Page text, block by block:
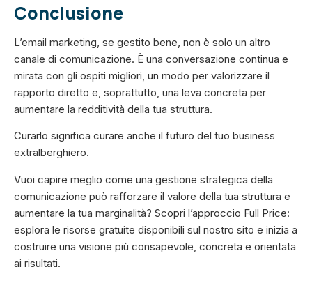
Conclusione
L’email marketing, se gestito bene, non è solo un altro
canale di comunicazione. È una conversazione continua e
mirata con gli ospiti migliori, un modo per valorizzare il
rapporto diretto e, soprattutto, una leva concreta per
aumentare la redditività della tua struttura.
Curarlo significa curare anche il futuro del tuo business
extralberghiero.
Vuoi capire meglio come una gestione strategica della
comunicazione può rafforzare il valore della tua struttura e
aumentare la tua marginalità? Scopri l’approccio Full Price:
esplora le risorse gratuite disponibili sul nostro sito e inizia a
costruire una visione più consapevole, concreta e orientata
ai risultati.